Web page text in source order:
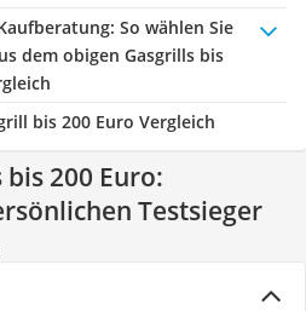
: So wählen Sie
dem obigen Gasgrills bis
bis 200 Euro Vergleich
200 Euro:
Testsieger